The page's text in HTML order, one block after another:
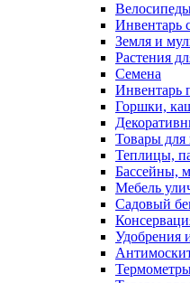
Инвентарь
Земля и
Растения
Семена
Инвентарь
Горшки,
Товары для
Теплицы,
Бассейны,
Мебель
Садовый
Удобрения